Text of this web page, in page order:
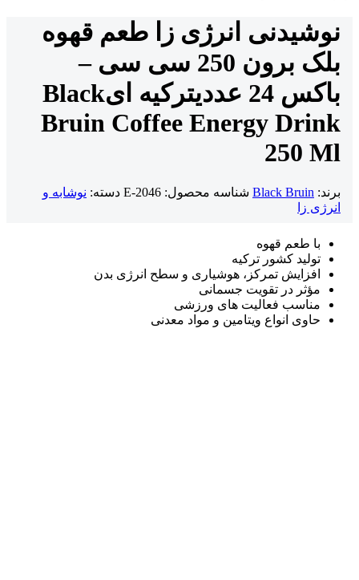
نوشیدنی انرژی زا طعم قهوه
بلک برون 250 سی سی –
باکس 24 عددی
ترکیه ایBlack
Bruin Coffee Energy Drink
250 Ml
برند: Black Bruin شناسه محصول: E-2046 دسته: نوشابه و
انرژی زا
با طعم قهوه
تولید کشور ترکیه
افزایش تمرکز، هوشیاری و سطح انرژی بدن
مؤثر در تقویت جسمانی
مناسب فعالیت های ورزشی
حاوی انواع ویتامین و مواد معدنی